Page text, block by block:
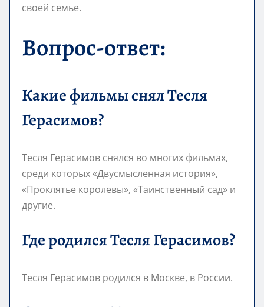
своей семье.
Вопрос-ответ:
Какие фильмы снял Тесля
Герасимов?
Тесля Герасимов снялся во многих фильмах,
среди которых «Двусмысленная история»,
«Проклятье королевы», «Таинственный сад» и
другие.
Где родился Тесля Герасимов?
Тесля Герасимов родился в Москве, в России.